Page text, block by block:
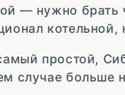
— нужно брать
простой,
случае больше